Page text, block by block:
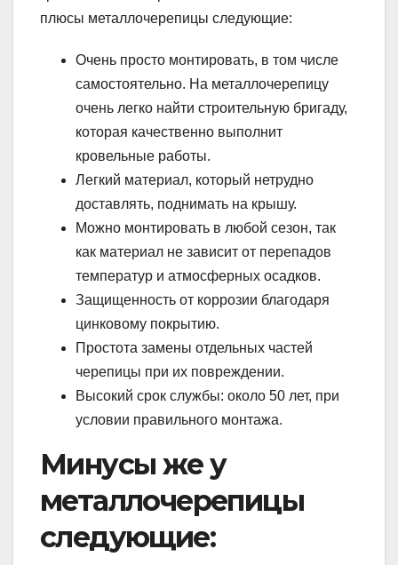
плюсы металлочерепицы следующие:
Очень просто монтировать, в том числе
самостоятельно. На металлочерепицу
очень легко найти строительную бригаду,
которая качественно выполнит
кровельные работы.
Легкий материал, который нетрудно
доставлять, поднимать на крышу.
Можно монтировать в любой сезон, так
как материал не зависит от перепадов
температур и атмосферных осадков.
Защищенность от коррозии благодаря
цинковому покрытию.
Простота замены отдельных частей
черепицы при их повреждении.
Высокий срок службы: около 50 лет, при
условии правильного монтажа.
Минусы же у
металлочерепицы
следующие: